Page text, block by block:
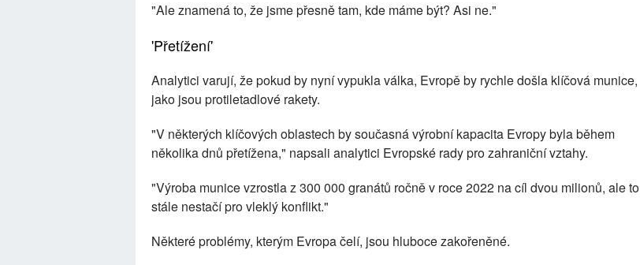
"Ale znamená to, že jsme přesně tam, kde máme být? Asi ne."
'Přetížení'
Analytici varují, že pokud by nyní vypukla válka, Evropě by rychle došla klíčová munice,
jako jsou protiletadlové rakety.
"V některých klíčových oblastech by současná výrobní kapacita Evropy byla během
několika dnů přetížena," napsali analytici Evropské rady pro zahraniční vztahy.
"Výroba munice vzrostla z 300 000 granátů ročně v roce 2022 na cíl dvou milionů, ale to
stále nestačí pro vleklý konflikt."
Některé problémy, kterým Evropa čelí, jsou hluboce zakořeněné.